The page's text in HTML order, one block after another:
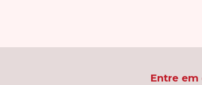
Entre